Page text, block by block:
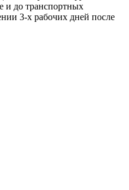
и до транспортных
3-х рабочих дней после